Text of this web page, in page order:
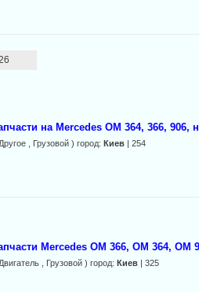
на Mercedes ОМ 364, 366, 906,
, Грузовой ) город: Киев| 254
Mercedes ОМ 366, ОМ 364, OM
, Грузовой ) город: Киев| 325